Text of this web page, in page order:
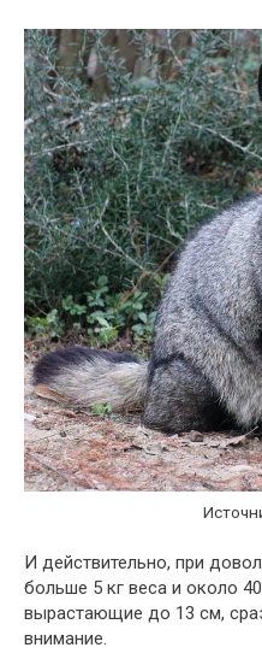
И действительно, при
больше 5 кг веса и около
вырастающие до 13 см,
внимание.